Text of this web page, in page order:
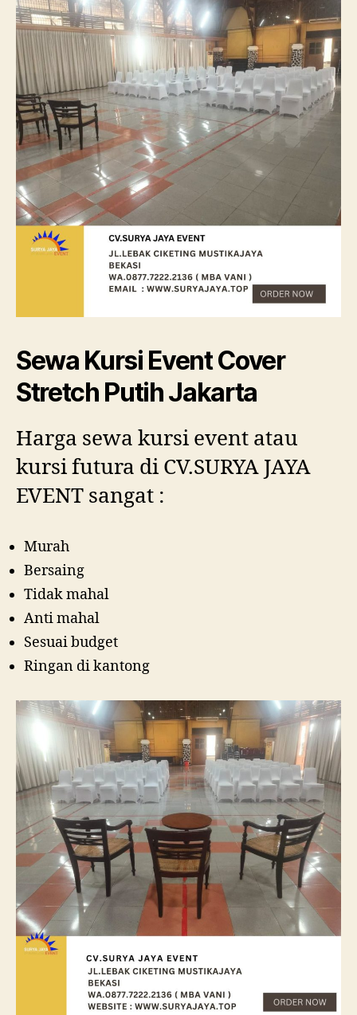
Sewa Kursi Event Cover
Stretch Putih Jakarta
Harga sewa kursi event atau
kursi futura di CV.SURYA JAYA
EVENT sangat :
Murah
Bersaing
Tidak mahal
Anti mahal
Sesuai budget
Ringan di kantong